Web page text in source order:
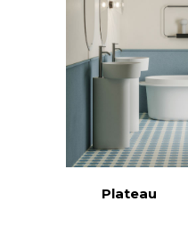
Plateau